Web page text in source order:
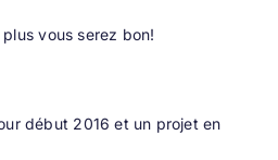
vous serez bon!
début 2016 et un projet en